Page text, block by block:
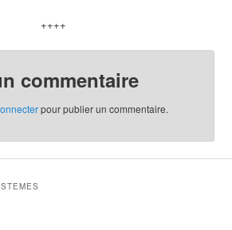
++++
commentaire
pour publier un commentaire.